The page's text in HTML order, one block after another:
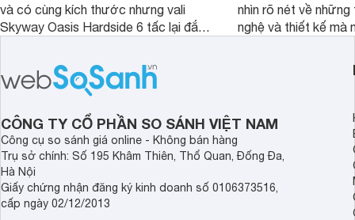
và có cùng kích thước nhưng vali
Skyway Oasis Hardside 6 tấc lại đắt
triệu đồng.
nhìn rõ nét về những
nghệ và thiết kế mà
thể đưa ra quyết
CÔNG TY CỔ PHẦN SO SÁNH VIỆT NAM
Công cụ so sánh giá online - Không bán hàng
Trụ sở chính: Số 195 Khâm Thiên, Thổ Quan, Đống Đa,
Hà Nội
Giấy chứng nhận đăng ký kinh doanh số 0106373516,
cấp ngày 02/12/2013